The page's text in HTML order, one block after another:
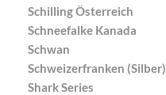
Schilling Österreich
Schneefalke Kanada
Schwan
Schweizerfranken (Silber)
Shark Series